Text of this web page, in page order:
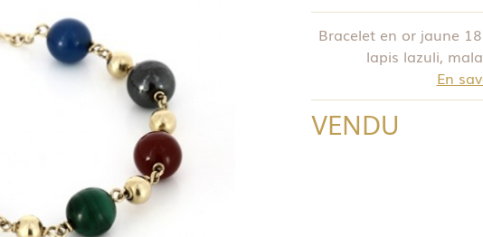
Bracelet en or jaune
lapis lazuli,
En
VENDU